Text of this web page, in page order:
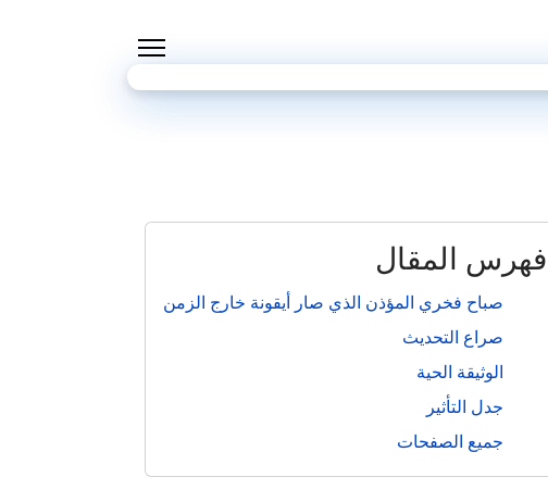
فهرس المقال
صباح فخري المؤذن الذي صار أيقونة خارج الزمن
صراع التحديث
الوثيقة الحية
جدل التأثير
جميع الصفحات